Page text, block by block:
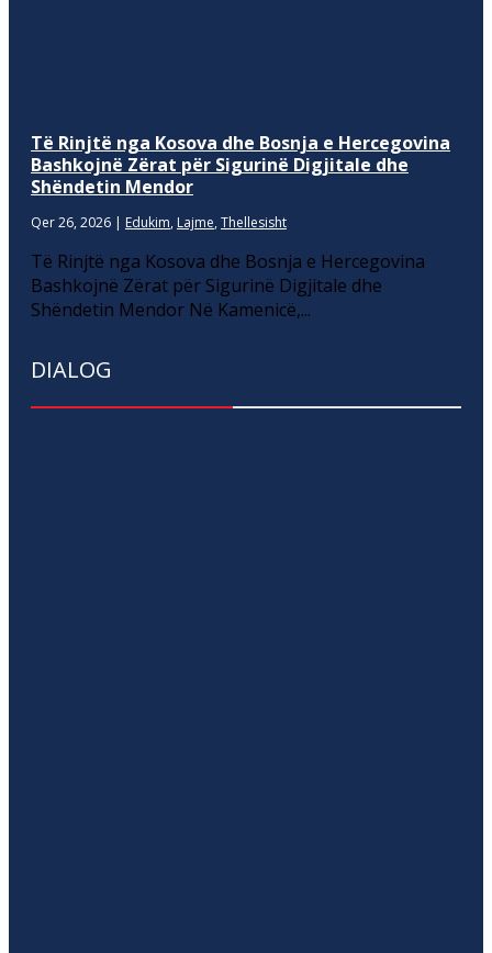
Të Rinjtë nga Kosova dhe Bosnja e Hercegovina
Bashkojnë Zërat për Sigurinë Digjitale dhe
Shëndetin Mendor
Qer 26, 2026 | Edukim, Lajme, Thellesisht
Të Rinjtë nga Kosova dhe Bosnja e Hercegovina
Bashkojnë Zërat për Sigurinë Digjitale dhe
Shëndetin Mendor Në Kamenicë,...
DIALOG